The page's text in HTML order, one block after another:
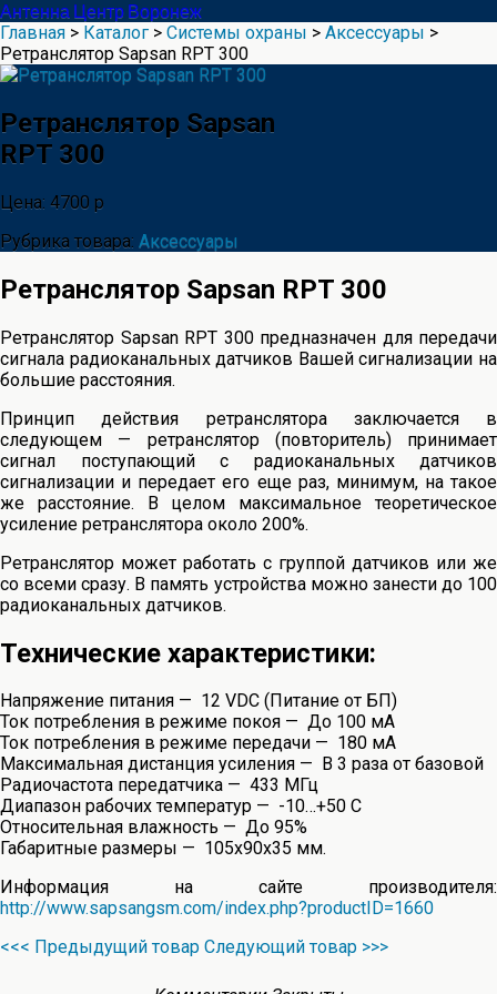
Антенна Центр Воронеж
Главная > Каталог > Системы охраны > Аксессуары >
Ретранслятор Sapsan RPT 300
Ретранслятор Sapsan
RPT 300
Цена: 4700 р
Рубрика товара: Аксессуары
Ретранслятор Sapsan RPT 300
Ретранслятор Sapsan RPT 300 предназначен для передачи
сигнала радиоканальных датчиков Вашей сигнализации на
большие расстояния.
Принцип действия ретранслятора заключается в
следующем — ретранслятор (повторитель) принимает
сигнал поступающий с радиоканальных датчиков
сигнализации и передает его еще раз, минимум, на такое
же расстояние. В целом максимальное теоретическое
усиление ретранслятора около 200%.
Ретранслятор может работать с группой датчиков или же
со всеми сразу. В память устройства можно занести до 100
радиоканальных датчиков.
Технические характеристики:
Напряжение питания — 12 VDC (Питание от БП)
Ток потребления в режиме покоя — До 100 мА
Ток потребления в режиме передачи — 180 мА
Максимальная дистанция усиления — В 3 раза от базовой
Радиочастота передатчика — 433 МГц
Диапазон рабочих температур — -10…+50 С
Относительная влажность — До 95%
Габаритные размеры — 105х90х35 мм.
Информация на сайте производителя:
http://www.sapsangsm.com/index.php?productID=1660
<<< Предыдущий товар Следующий товар >>>